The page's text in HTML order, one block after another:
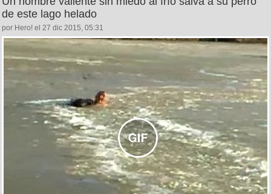
de este lago helado
por Hero! el 27 dic 2015, 05:31